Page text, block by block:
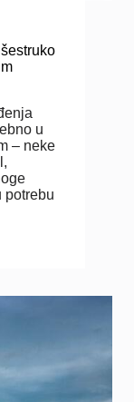
u
– neke
potrebu